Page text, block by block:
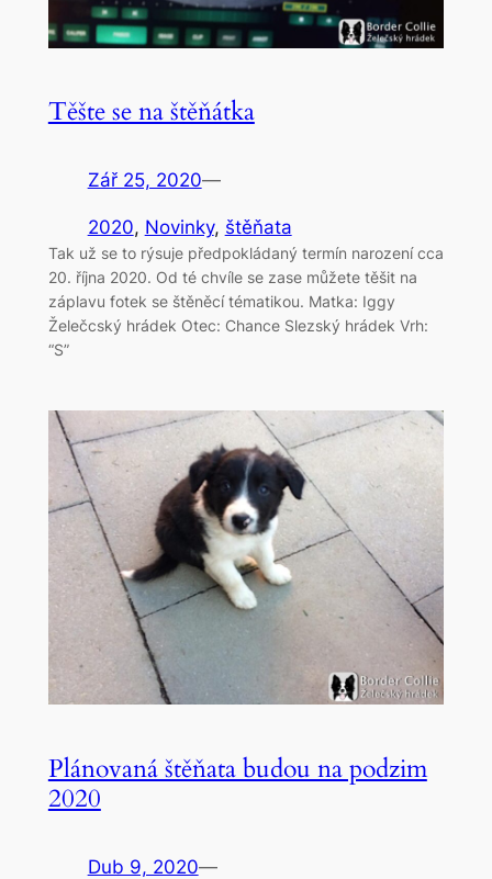
Těšte se na štěňátka
Zář 25, 2020—
2020, Novinky, štěňata
Tak už se to rýsuje předpokládaný termín narození cca
20. října 2020. Od té chvíle se zase můžete těšit na
záplavu fotek se štěněcí tématikou. Matka: Iggy
Želečcský hrádek Otec: Chance Slezský hrádek Vrh:
“S”
Plánovaná štěňata budou na podzim
2020
Dub 9, 2020—